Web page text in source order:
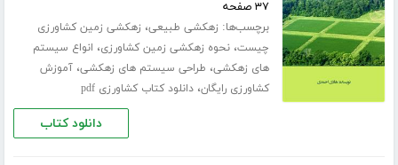
۳۷ صفحه
برچسب‌ها: زهکشی طبیعی، زهکشی زمین کشاورزی
چیست،نحوه زهکشی زمین کشاورزی، انواع سیستم
های زهکشی، طراحی سیستم های زهکشی،آموزش
کشاورزی رایگان،دانلود کتاب کشاورزی pdf
دانلود کتاب